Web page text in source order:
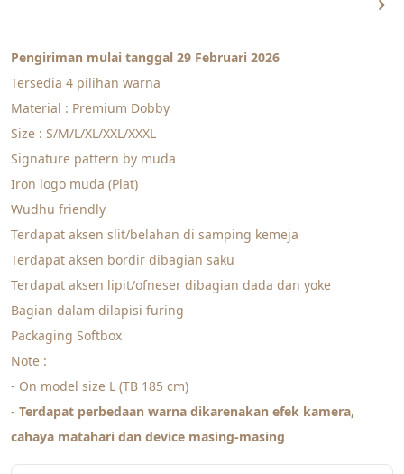
Pengiriman mulai tanggal 29 Februari 2026
Tersedia 4 pilihan warna
Material : Premium Dobby
Size : S/M/L/XL/XXL/XXXL
Signature pattern by muda
Iron logo muda (Plat)
Wudhu friendly
Terdapat aksen slit/belahan di samping kemeja
Terdapat aksen bordir dibagian saku
Terdapat aksen lipit/ofneser dibagian dada dan yoke
Bagian dalam dilapisi furing
Packaging Softbox
Note :
- On model size L (TB 185 cm)
- Terdapat perbedaan warna dikarenakan efek kamera,
cahaya matahari dan device masing-masing